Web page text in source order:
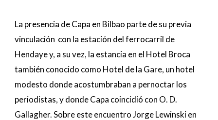
La presencia de Capa en Bilbao parte de su previa
vinculación con la estación del ferrocarril de
Hendaye y, a su vez, la estancia en el Hotel Broca
también conocido como Hotel de la Gare, un hotel
modesto donde acostumbraban a pernoctar los
periodistas, y donde Capa coincidió con O. D.
Gallagher. Sobre este encuentro Jorge Lewinski en